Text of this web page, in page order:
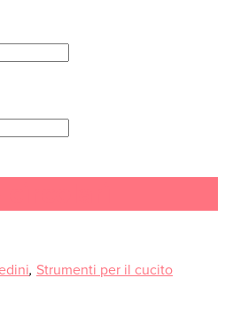
, Strumenti per il cucito